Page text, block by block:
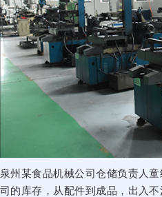
泉州某食品机械公司仓储负责人
司的库存，从配件到成品，出入